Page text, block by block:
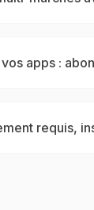
apps :
requis,